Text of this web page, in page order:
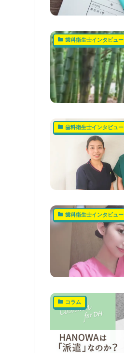
歯科衛生士インタビュー
歯科衛生士インタビュー
歯科衛生士インタビュー
コラム